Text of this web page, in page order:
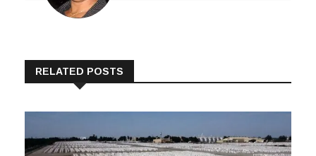
RELATED POSTS